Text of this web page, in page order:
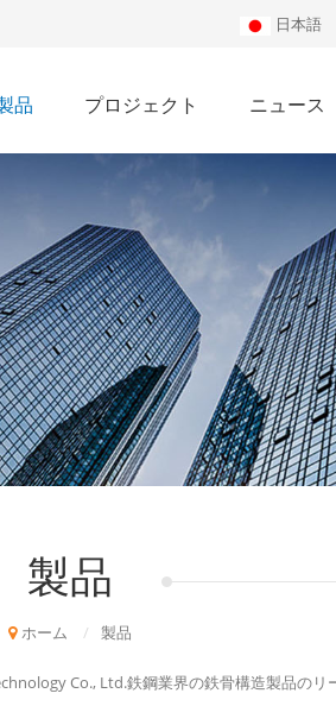
日本語
品 プロジェクト ニュース
製品
ホーム / 製品
Co., Ltd.鉄鋼業界の鉄骨構造製品の